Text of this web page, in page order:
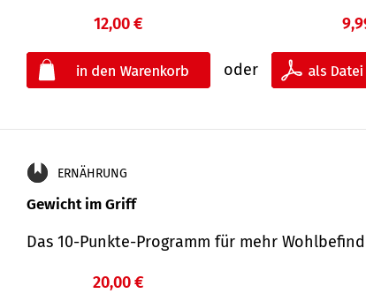
12,00 €
oder
ERNÄHRUNG
Gewicht im Griff
Das 10-Punkte-Programm für mehr
20,00 €